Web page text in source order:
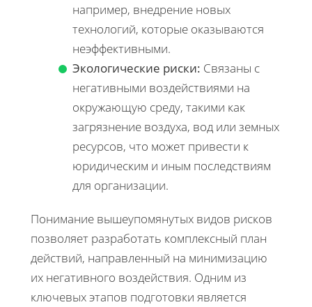
например, внедрение новых
технологий, которые оказываются
неэффективными.
Экологические риски: Связаны с
негативными воздействиями на
окружающую среду, такими как
загрязнение воздуха, вод или земных
ресурсов, что может привести к
юридическим и иным последствиям
для организации.
Понимание вышеупомянутых видов рисков
позволяет разработать комплексный план
действий, направленный на минимизацию
их негативного воздействия. Одним из
ключевых этапов подготовки является